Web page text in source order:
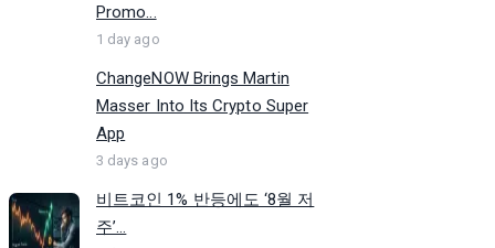
Promo...
1 day ago
ChangeNOW Brings Martin
Masser Into Its Crypto Super
App
3 days ago
비트코인 1% 반등에도 ‘8월 저
주’...